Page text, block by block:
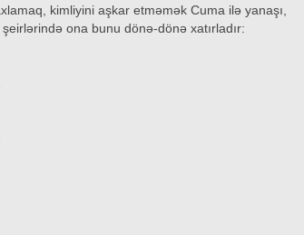
kimliyini aşkar etməmək Cuma ilə yanaşı,
ona bunu dönə-dönə xatırladır: